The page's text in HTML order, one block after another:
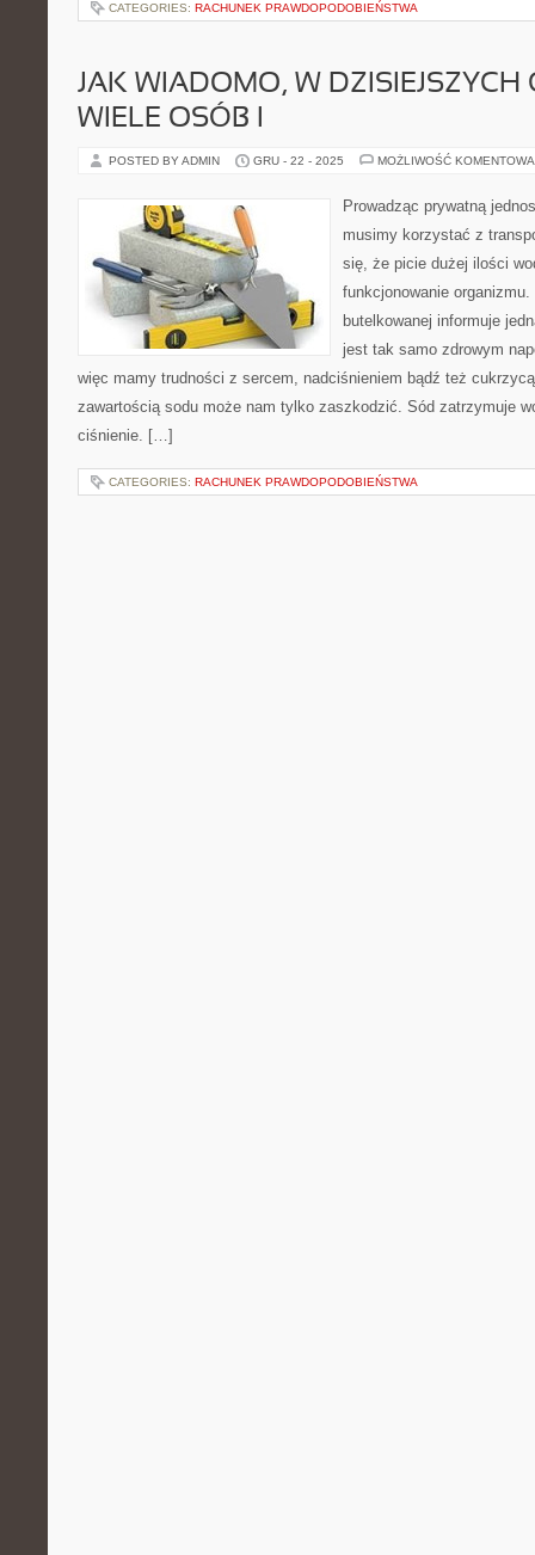
CATEGORIES: RACHUNEK PRAWDOPODOBIEŃSTWA
JAK WIADOMO, W DZISIEJSZYCH
WIELE OSÓB I
POSTED BY ADMIN GRU - 22 - 2025 MOŻLIWOŚĆ
Prowadząc prywatną
musimy korzystać z
się, że picie dużej ilości
funkcjonowanie
butelkowanej informuje
jest tak samo zdrowym
więc mamy trudności z sercem, nadciśnieniem bądź też
zawartością sodu może nam tylko zaszkodzić. Sód zatrzymuje
ciśnienie. […]
CATEGORIES: RACHUNEK PRAWDOPODOBIEŃSTWA